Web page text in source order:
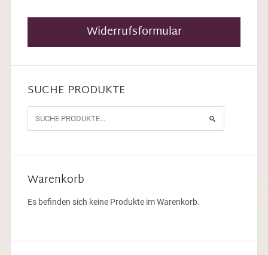
Widerrufsformular
SUCHE PRODUKTE
Warenkorb
Es befinden sich keine Produkte im Warenkorb.